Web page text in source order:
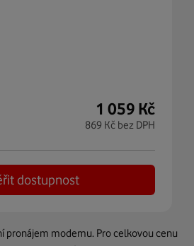
1 059 Kč
869 Kč bez DPH
dostupnost
pronájem modemu. Pro celkovou cenu